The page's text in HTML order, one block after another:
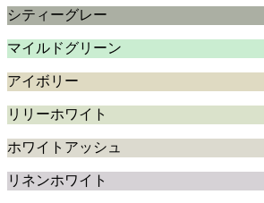
シティーグレー
マイルドグリーン
アイボリー
リリーホワイト
ホワイトアッシュ
リネンホワイト